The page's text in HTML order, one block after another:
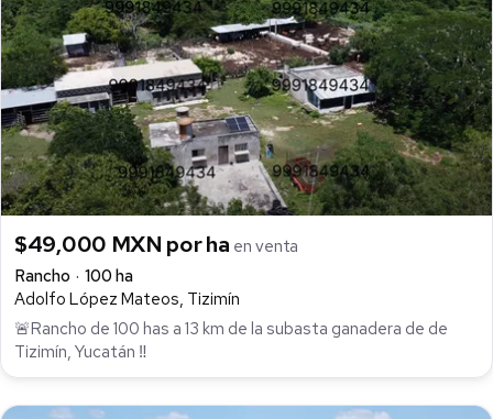
$49,000 MXN por ha en venta
Rancho
100 ha
Adolfo López Mateos, Tizimín
🚨Rancho de 100 has a 13 km de la subasta ganadera de de
Tizimín, Yucatán ‼